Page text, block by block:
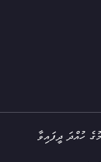
ހުއްދަ ދީފައިވާ